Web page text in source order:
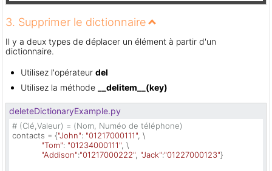
3. Supprimer le dictionnaire
Il y a deux types de déplacer un élément à partir d'un
dictionnaire.
Utilisez l'opérateur del
Utilisez la méthode
__delitem__(key)
deleteDictionaryExample.py
# (Clé,Valeur) = (Nom, Numéo de téléphone)
contacts = {"John": "01217000111", \
"Tom": "01234000111", \
"Addison":"01217000222", "Jack":"01227000123"}